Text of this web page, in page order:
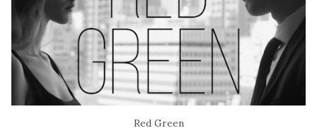
Red Green